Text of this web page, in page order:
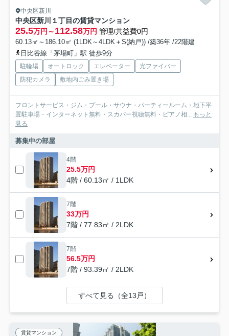
中央区新川
中央区新川１丁目の賃貸マンション
25.5万円～112.58万円 管理/共益費0円
60.13㎡～186.10㎡ (1LDK～4LDK＋S(納戸)) /築36年 /22階建
日比谷線「茅場町」駅 徒歩9分
駐輪場 オートロック エレベーター
光ファイバー
防犯カメラ
敷地内ごみ置き場
フロントサービス・ジム・プール・サウナ・パーティールーム・地下平
置駐車場・インターネット無料・スカパー視聴無料・ピアノ相...
もっと
見る
募集中の部屋
4階
25.5万円
4階 / 60.13㎡ / 1LDK
7階
33万円
7階 / 77.83㎡ / 2LDK
7階
56.5万円
7階 / 93.39㎡ / 2LDK
すべて見る（全13戸）
賃貸マンション